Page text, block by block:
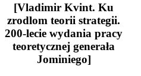
[Vladimir Kvint. Ku
zrodlom teorii strategii.
200-lecie wydania pracy
teoretycznej generała
Jominiego]